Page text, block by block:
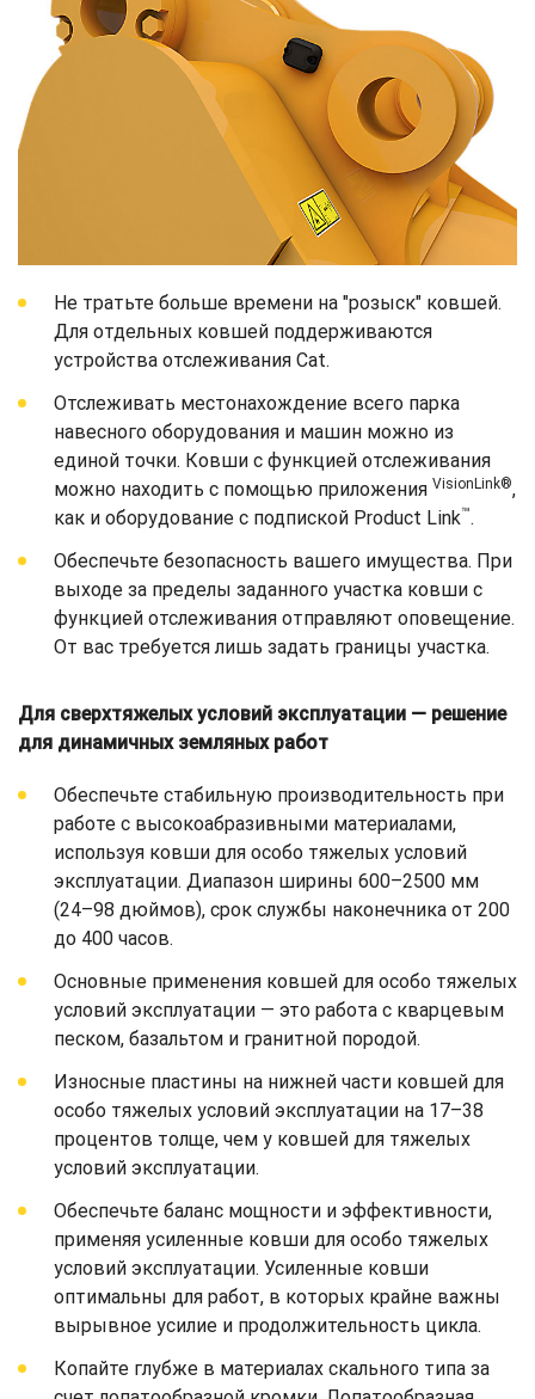
Не тратьте больше времени на "розыск" ковшей.
Для отдельных ковшей поддерживаются
устройства отслеживания Cat.
Отслеживать местонахождение всего парка
навесного оборудования и машин можно из
единой точки. Ковши с функцией отслеживания
можно находить с помощью приложения VisionLink®,
как и оборудование с подпиской Product Link™.
Обеспечьте безопасность вашего имущества. При
выходе за пределы заданного участка ковши с
функцией отслеживания отправляют оповещение.
От вас требуется лишь задать границы участка.
Для сверхтяжелых условий эксплуатации — решение
для динамичных земляных работ
Обеспечьте стабильную производительность при
работе с высокоабразивными материалами,
используя ковши для особо тяжелых условий
эксплуатации. Диапазон ширины 600–2500 мм
(24–98 дюймов), срок службы наконечника от 200
до 400 часов.
Основные применения ковшей для особо тяжелых
условий эксплуатации — это работа с кварцевым
песком, базальтом и гранитной породой.
Износные пластины на нижней части ковшей для
особо тяжелых условий эксплуатации на 17–38
процентов толще, чем у ковшей для тяжелых
условий эксплуатации.
Обеспечьте баланс мощности и эффективности,
применяя усиленные ковши для особо тяжелых
условий эксплуатации. Усиленные ковши
оптимальны для работ, в которых крайне важны
вырывное усилие и продолжительность цикла.
Копайте глубже в материалах скального типа за